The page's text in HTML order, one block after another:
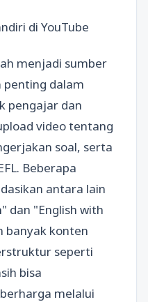
di YouTube
menjadi sumber
penting dalam
pengajar dan
video tentang
soal, serta
Beberapa
antara lain
dan "English with
banyak konten
seperti
bisa
melalui